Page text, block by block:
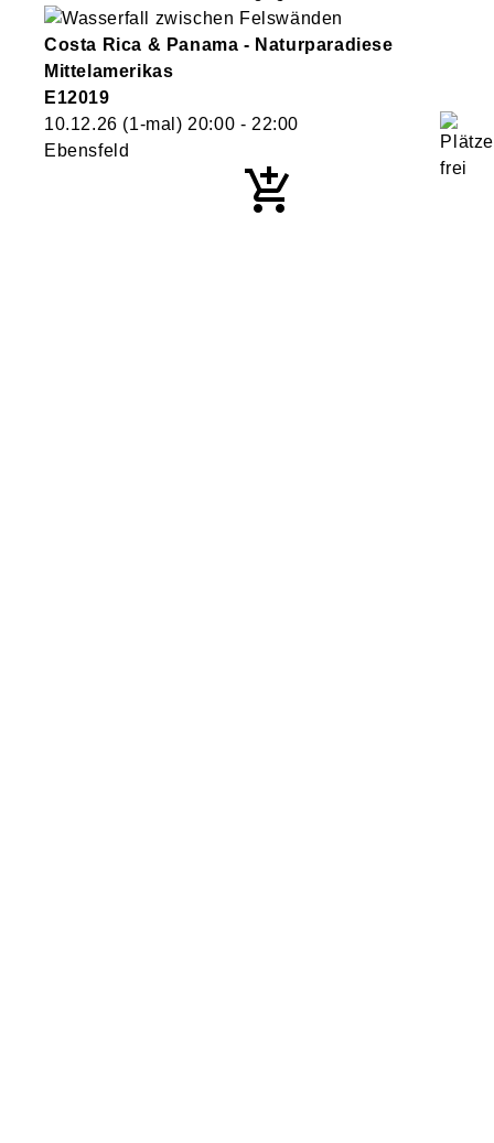
Costa Rica & Panama - Naturparadiese
Mittelamerikas
E12019
10.12.26 (1-mal) 20:00 - 22:00
Ebensfeld